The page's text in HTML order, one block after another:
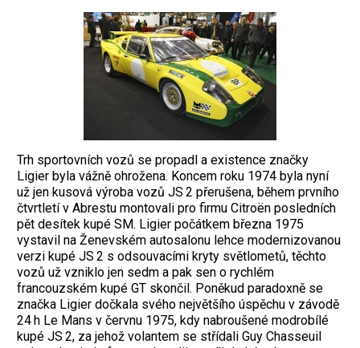
Trh sportovních vozů se propadl a existence značky
Ligier byla vážně ohrožena. Koncem roku 1974 byla nyní
už jen kusová výroba vozů JS 2 přerušena, během prvního
čtvrtletí v Abrestu montovali pro firmu Citroën posledních
pět desítek kupé SM. Ligier počátkem března 1975
vystavil na Ženevském autosalonu ­lehce modernizovanou
verzi kupé JS 2 s odsouvacími kryty světlometů, těchto
vozů už vzniklo jen sedm a pak sen o rychlém
francouzském kupé GT skončil. Poněkud paradoxně se
značka Ligier dočkala svého největšího úspěchu v závodě
24 h Le Mans v červnu 1975, kdy nabroušené modrobílé
kupé JS 2, za jehož volantem se střídali Guy Chasseuil